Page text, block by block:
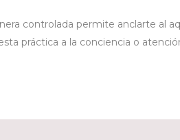
controlada permite anclarte al
práctica a la conciencia o